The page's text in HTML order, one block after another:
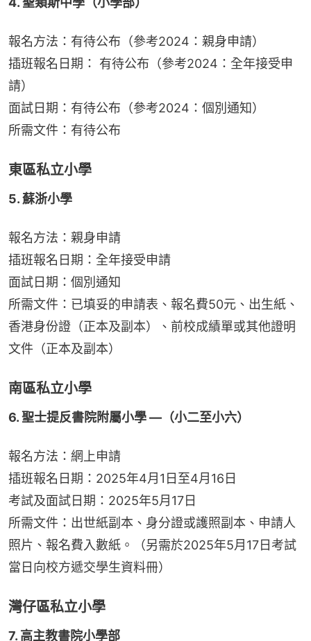
報名方法：有待公布（參考2024：親身申請）
插班報名日期： 有待公布（參考2024：全年接受申
請）
面試日期：有待公布（參考2024：個別通知）
所需文件：有待公布
東區私立小學
5. 蘇浙小學
報名方法：親身申請
插班報名日期：全年接受申請
面試日期：個別通知
所需文件：已填妥的申請表、報名費50元、出生紙、
香港身份證（正本及副本）、前校成績單或其他證明
文件（正本及副本）
南區私立小學
6. 聖士提反書院附屬小學 —（小二至小六）
報名方法：網上申請
插班報名日期：2025年4月1日至4月16日
考試及面試日期：2025年5月17日
所需文件：出世紙副本、身分證或護照副本、申請人
照片、報名費入數紙。（另需於2025年5月17日考試
當日向校方遞交學生資料冊）
灣仔區私立小學
7. 高主教書院小學部